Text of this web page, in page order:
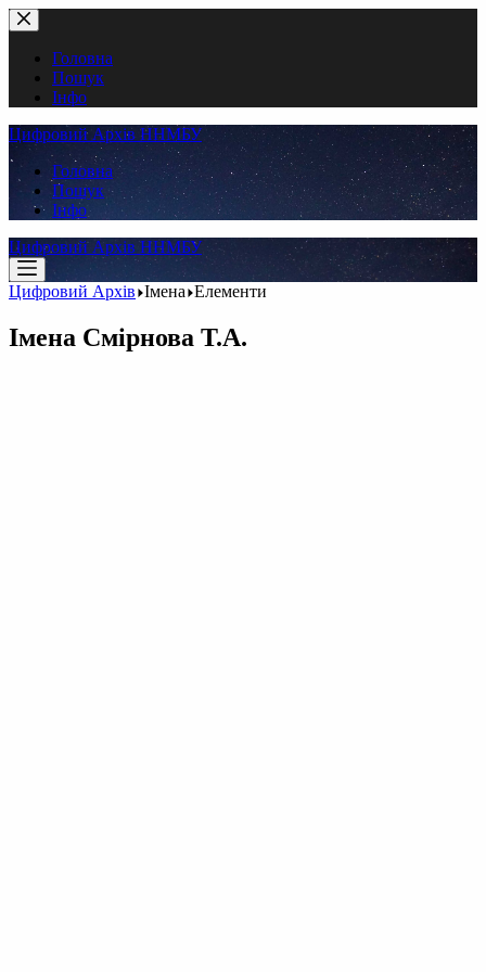
Перейти
до
вмістуГоловна
Пошук
Інфо
Цифровий Архів ННМБУ
Головна
Пошук
Інфо
Цифровий Архів ННМБУ
Цифровий Архів Імена Елементи
Імена Смірнова Т.А.